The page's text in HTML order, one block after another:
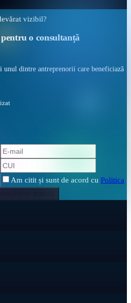
vizibil?
o consultanță
dintre antreprenorii care beneficiază
Am citit și sunt de acord cu Politica